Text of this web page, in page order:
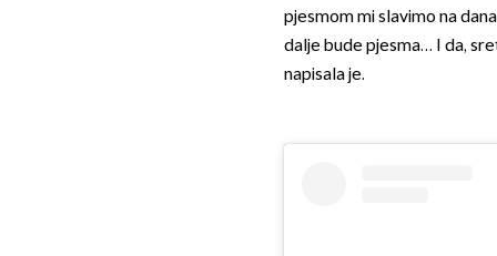
pjesmom mi slavimo na
dalje bude pjesma… I da,
napisala je.